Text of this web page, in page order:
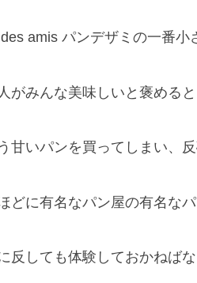
amis パンデザミの一番小
がみんな美味しいと褒めると
甘いパンを買ってしまい、
どに有名なパン屋の有名な
反しても体験しておかねば